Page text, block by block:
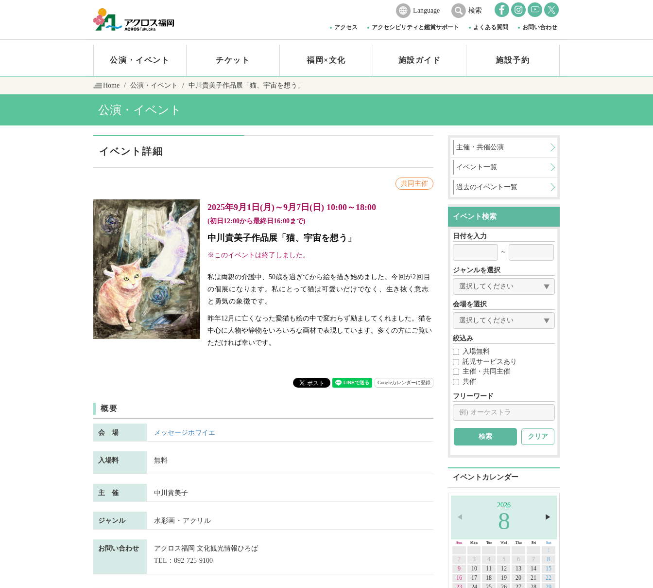
Language 検索
アクセス アクセシビリティと鑑賞サポート よくある質問 お問い合わせ
公演・イベント チケット 福岡×文化 施設ガイド 施設予約
Home 公演・イベント 中川貴美子作品展「猫、宇宙を想う」
公演・イベント
イベント詳細
共同主催
2025年9月1日(月)～9月7日(日) 10:00～18:00
(初日12:00から最終日16:00まで)
中川貴美子作品展「猫、宇宙を想う」
※このイベントは終了しました。
私は両親の介護中、50歳を過ぎてから絵を描き始めました。 今回が2回目
の個展になります。私にとって猫は可愛いだけでなく、生き抜く意志
と勇気の象徴です。
昨年12月に亡くなった愛猫も絵の中で変わらず励ましてくれました。猫を
中心に人物や静物をいろいろな画材で表現しています。多くの方にご覧い
ただければ幸いです。
Googleカレンダーに登録
概要
会 場 メッセージホワイエ
入場料 無料
主 催 中川貴美子
ジャンル 水彩画・アクリル
お問い合わせ
アクロス福岡 文化観光情報ひろば
TEL：092-725-9100
主催・共催公演
イベント一覧
過去のイベント一覧
イベント検索
日付を入力
～
ジャンルを選択
会場を選択
絞込み
入場無料
託児サービスあり
主催・共同主催
共催
フリーワード
クリア
イベントカレンダー
◀︎
2026
8 ▶︎
Sun Mon Tue Wed Thu Fri Sat
1
2
3 4 5 6 7
8
9
10 11 12 13 14
15
16
17 18 19 20 21
22